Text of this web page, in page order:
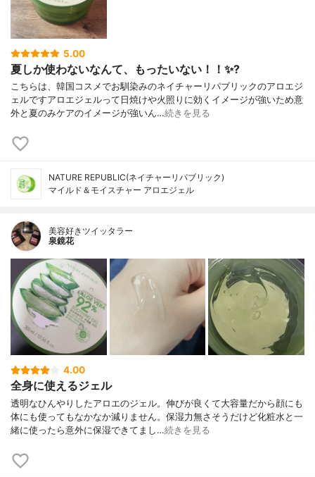
5.00
夏しか使わないなんて、もったいない！！✨?
こちらは、韓国コスメでお馴染みのネイチャーリパブリックのアロエジ
ェルですアロエジェルって日焼けや火照りに効くイメージが強いため意
外と夏のみケアのイメージが強いん…続きを見る
NATURE REPUBLIC(ネイチャーリパブリック)
マイルド＆モイスチャー アロエジェル
美容好きツイッタラー
泉鏡花
4.00
全身に使えるジェル
透明なひんやりしたアロエのジェル。伸びが良くて大容量だから顔にも
体にも使ってもなかなか減りません。保湿力無さそうだけど化粧水と一
緒に使ったら意外に保湿できてまし…続きを見る